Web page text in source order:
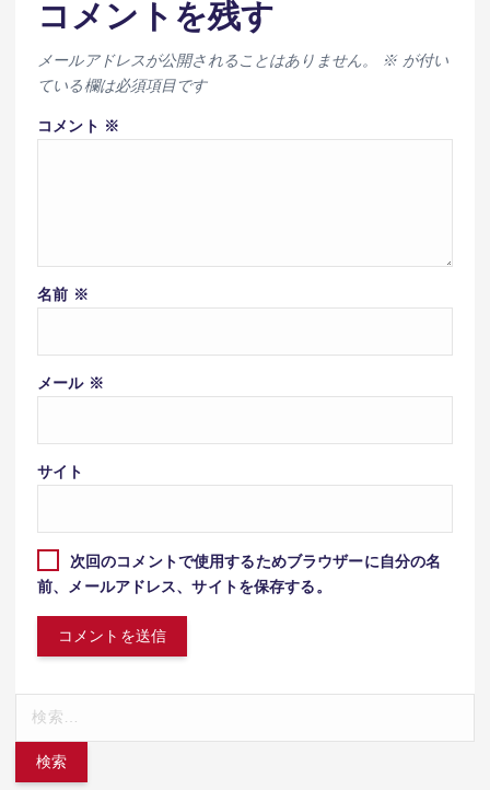
コメントを残す
メールアドレスが公開されることはありません。 ※が付い
ている欄は必須項目です
コメント ※
名前 ※
メール ※
サイト
次回のコメントで使用するためブラウザーに自分の名
前、メールアドレス、サイトを保存する。